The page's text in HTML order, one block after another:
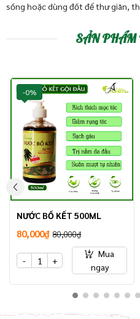
sống hoặc dùng đốt để thư giãn,
SẢN PHẨM
-0%
NƯỚC BỒ KẾT 500ML
80,000₫ 80,000₫
- +
Mua
ngay